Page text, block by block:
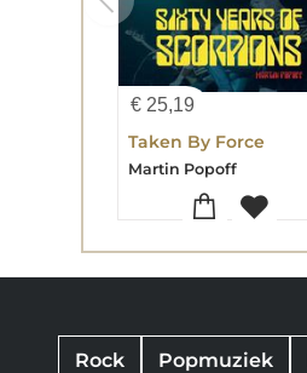
€ 25,19
Taken By Force
Martin Popoff
Rock Popmuziek